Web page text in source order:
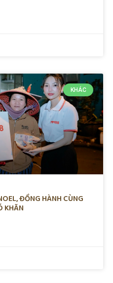
KHÁC
ĐỒNG HÀNH CÙNG
KHĂN